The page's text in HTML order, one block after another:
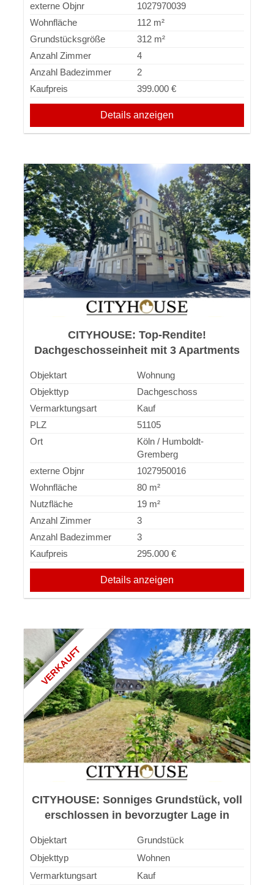
externe Objnr
1027970039
Wohnfläche
112 m²
Grundstücksgröße
312 m²
Anzahl Zimmer
4
Anzahl Badezimmer
2
Kaufpreis
399.000 €
Details anzeigen
CITYHOUSE: Top-Rendite!
Dachgeschosseinheit mit 3 Apartments
Objektart
Wohnung
Objekttyp
Dachgeschoss
Vermarktungsart
Kauf
PLZ
51105
Ort
Köln / Humboldt-
Gremberg
externe Objnr
1027950016
Wohnfläche
80 m²
Nutzfläche
19 m²
Anzahl Zimmer
3
Anzahl Badezimmer
3
Kaufpreis
295.000 €
Details anzeigen
VERKAUFT
CITYHOUSE: Sonniges Grundstück, voll
erschlossen in bevorzugter Lage in
Objektart
Grundstück
Objekttyp
Wohnen
Vermarktungsart
Kauf